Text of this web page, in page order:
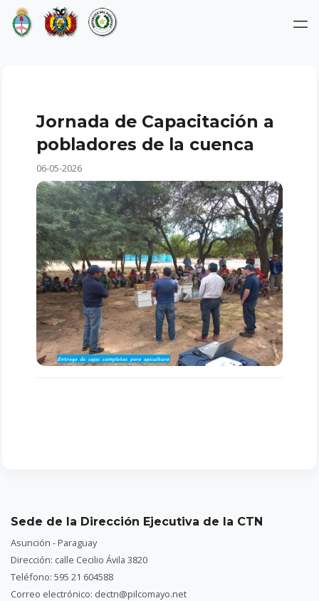
Jornada de Capacitación a
pobladores de la cuenca
06-05-2026
Sede de la Dirección Ejecutiva de la CTN
Asunción - Paraguay
Dirección: calle Cecilio Ávila 3820
Teléfono: 595 21 604588
Correo electrónico: dectn@pilcomayo.net